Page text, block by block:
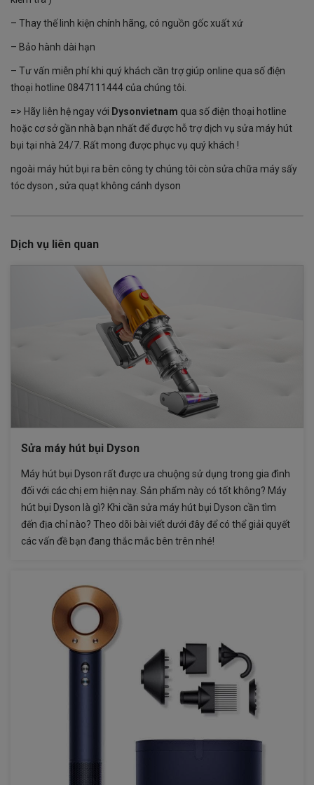
– Thay thế linh kiện chính hãng, có nguồn gốc xuất xứ
– Bảo hành dài hạn
– Tư vấn miễn phí khi quý khách cần trợ giúp online qua số điện
thoại hotline 0847111444 của chúng tôi.
=> Hãy liên hệ ngay với Dysonvietnam qua số điện thoại hotline
hoặc cơ sở gần nhà bạn nhất để được hỗ trợ dịch vụ sửa máy hút
bụi tại nhà 24/7. Rất mong được phục vụ quý khách !
ngoài máy hút bụi ra bên công ty chúng tôi còn sửa chữa máy sấy
tóc dyson , sửa quạt không cánh dyson
Dịch vụ liên quan
Sửa máy hút bụi Dyson
Máy hút bụi Dyson rất được ưa chuộng sử dụng trong gia đình
đối với các chị em hiện nay. Sản phẩm này có tốt không? Máy
hút bụi Dyson là gì? Khi cần sửa máy hút bụi Dyson cần tìm
đến địa chỉ nào? Theo dõi bài viết dưới đây để có thể giải quyết
các vấn đề bạn đang thắc mắc bên trên nhé!